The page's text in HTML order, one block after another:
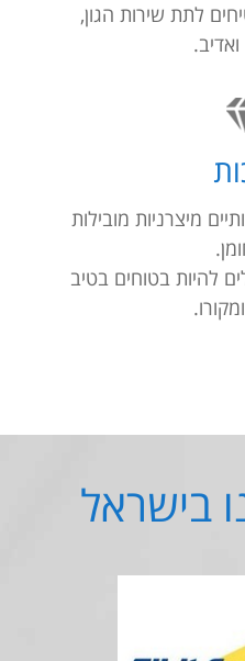
לתת שירות הגון,
מיצרניות מובילות
להיות בטוחים בטיב
בישראל